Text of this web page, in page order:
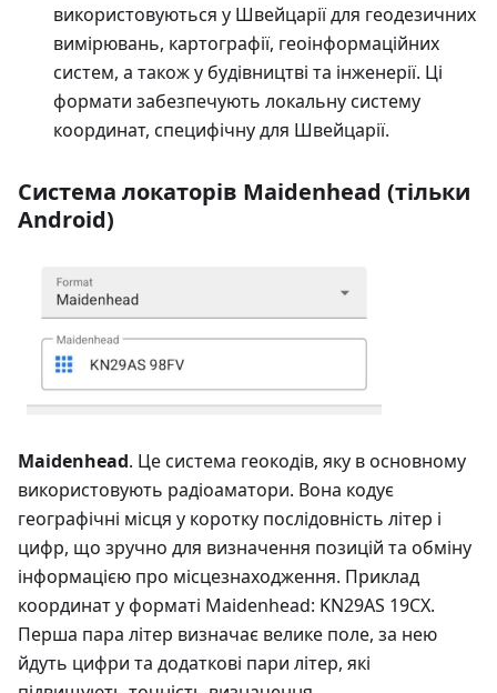
використовуються у Швейцарії для геодезичних
вимірювань, картографії, геоінформаційних
систем, а також у будівництві та інженерії. Ці
формати забезпечують локальну систему
координат, специфічну для Швейцарії.
Система локаторів Maidenhead (тільки
Android)
Maidenhead. Це система геокодів, яку в основному
використовують радіоаматори. Вона кодує
географічні місця у коротку послідовність літер і
цифр, що зручно для визначення позицій та обміну
інформацією про місцезнаходження. Приклад
координат у форматі Maidenhead: KN29AS 19CX.
Перша пара літер визначає велике поле, за нею
йдуть цифри та додаткові пари літер, які